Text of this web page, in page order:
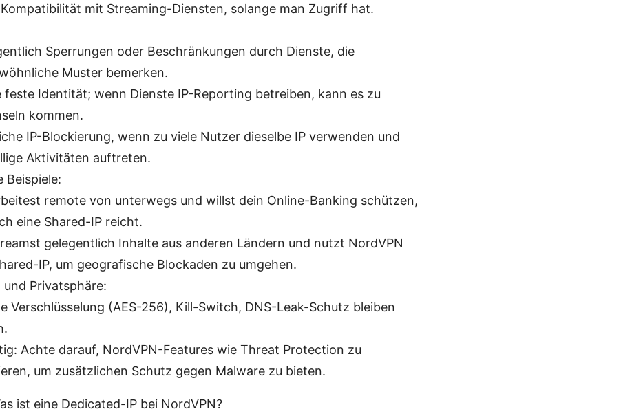
mit Streaming-Diensten, solange man Zugriff hat.
Sperrungen oder Beschränkungen durch Dienste, die
Muster bemerken.
feste Identität; wenn Dienste IP-Reporting betreiben, kann es zu
kommen.
IP-Blockierung, wenn zu viele Nutzer dieselbe IP verwenden und
Aktivitäten auftreten.
Beispiele:
remote von unterwegs und willst dein Online-Banking schützen,
eine Shared-IP reicht.
gelegentlich Inhalte aus anderen Ländern und nutzt NordVPN
IP, um geografische Blockaden zu umgehen.
und Privatsphäre:
Verschlüsselung (AES-256), Kill-Switch, DNS-Leak-Schutz bleiben
Achte darauf, NordVPN-Features wie Threat Protection zu
um zusätzlichen Schutz gegen Malware zu bieten.
ist eine Dedicated-IP bei NordVPN?